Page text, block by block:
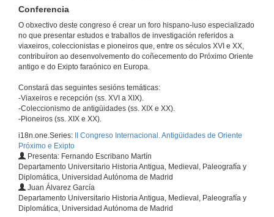
Conferencia
O obxectivo deste congreso é crear un foro hispano-luso especializado
no que presentar estudos e traballos de investigación referidos a
viaxeiros, coleccionistas e pioneiros que, entre os séculos XVI e XX,
contribuíron ao desenvolvemento do coñecemento do Próximo Oriente
antigo e do Exipto faraónico en Europa.
Constará das seguintes sesións temáticas:
-Viaxeiros e recepción (ss. XVI a XIX).
-Coleccionismo de antigüidades (ss. XIX e XX).
-Pioneiros (ss. XIX e XX).
i18n.one.Series:
II Congreso Internacional. Antigüidades de Oriente
Próximo e Exipto
Presenta: Fernando Escribano Martín
Departamento Universitario Historia Antigua, Medieval, Paleografía y
Diplomática, Universidad Autónoma de Madrid
Juan Álvarez García
Departamento Universitario Historia Antigua, Medieval, Paleografía y
Diplomática, Universidad Autónoma de Madrid
Beatriz de Cardi; a paixón por Oriente dunha gran arqueóloga
Conferencia
19 de out. de 2023
19 de out. de 2023
Antiguidades do Oriente Próximo e do Egipto no Boletim da Real Associação dos Arquitectos Civis e Arqueólogos Portugueses
19 de out. de 2023
19 de out. de 2023